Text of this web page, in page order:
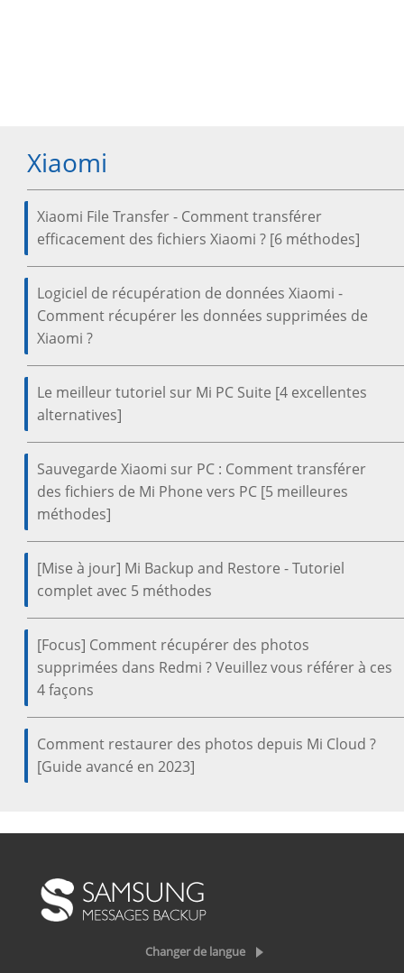
Xiaomi
Xiaomi File Transfer - Comment transférer
efficacement des fichiers Xiaomi ? [6 méthodes]
Logiciel de récupération de données Xiaomi -
Comment récupérer les données supprimées de
Xiaomi ?
Le meilleur tutoriel sur Mi PC Suite [4 excellentes
alternatives]
Sauvegarde Xiaomi sur PC : Comment transférer
des fichiers de Mi Phone vers PC [5 meilleures
méthodes]
[Mise à jour] Mi Backup and Restore - Tutoriel
complet avec 5 méthodes
[Focus] Comment récupérer des photos
supprimées dans Redmi ? Veuillez vous référer à ces
4 façons
Comment restaurer des photos depuis Mi Cloud ?
[Guide avancé en 2023]
Changer de langue